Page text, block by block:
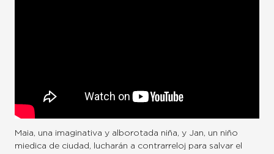
Maia, una imaginativa y alborotada niña, y Jan, un niño
miedica de ciudad, lucharán a contrarreloj para salvar el